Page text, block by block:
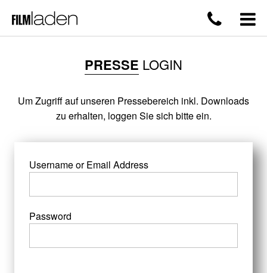
PRESSE LOGIN
Um Zugriff auf unseren Pressebereich inkl. Downloads
zu erhalten, loggen Sie sich bitte ein.
Username or Email Address
Password